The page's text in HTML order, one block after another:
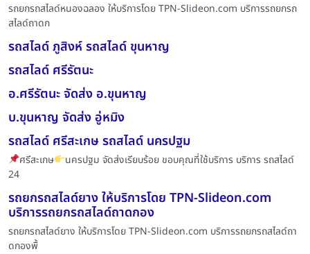
รถยกรถสไลด์หนองฉลอง ให้บริการโดย TPN-Slideon.com บริการรถยกรถ
สไลด์ถาดก
รถสไลด์ ภูสิงห์ รถสไลด์ ขุนหาญ
รถสไลด์ ศรีรัตนะ
อ.ศรีรัตนะ จัดส่ง อ.ขุนหาญ
บ.ขุนหาญ จัดส่ง อู่หมิง
รถสไลด์ ศรีสะเกษ รถสไลด์ นครปฐม
ศรีสะเกษ
นครปฐม จัดส่งเรียบร้อย ขอบคุณที่ใช้บริการ บริการ รถสไลด์
24
รถยกรถสไลด์ยาง ให้บริการโดย TPN-Slideon.com
บริการรถยกรถสไลด์ถาดกอง
รถยกรถสไลด์ยาง ให้บริการโดย TPN-Slideon.com บริการรถยกรถสไลด์ถา
ดกองพื้